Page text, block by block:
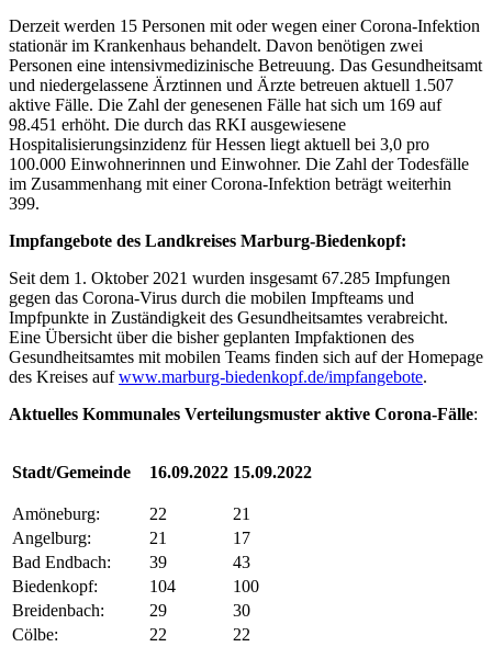
Derzeit werden 15 Personen mit oder wegen einer Corona-Infektion
stationär im Krankenhaus behandelt. Davon benötigen zwei
Personen eine intensivmedizinische Betreuung. Das Gesundheitsamt
und niedergelassene Ärztinnen und Ärzte betreuen aktuell 1.507
aktive Fälle. Die Zahl der genesenen Fälle hat sich um 169 auf
98.451 erhöht. Die durch das RKI ausgewiesene
Hospitalisierungsinzidenz für Hessen liegt aktuell bei 3,0 pro
100.000 Einwohnerinnen und Einwohner. Die Zahl der Todesfälle
im Zusammenhang mit einer Corona-Infektion beträgt weiterhin
399.
Impfangebote des Landkreises Marburg-Biedenkopf:
Seit dem 1. Oktober 2021 wurden insgesamt 67.285 Impfungen
gegen das Corona-Virus durch die mobilen Impfteams und
Impfpunkte in Zuständigkeit des Gesundheitsamtes verabreicht.
Eine Übersicht über die bisher geplanten Impfaktionen des
Gesundheitsamtes mit mobilen Teams finden sich auf der Homepage
des Kreises aufwww.marburg-biedenkopf.de/impfangebote.
Aktuelles Kommunales Verteilungsmuster aktive Corona-Fälle:
Stadt/Gemeinde 16.09.2022 15.09.2022
Amöneburg: 22
21
Angelburg:
21
17
Bad Endbach:
39
43
Biedenkopf:
104
100
Breidenbach:
29
30
Cölbe:
22
22